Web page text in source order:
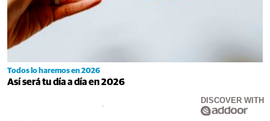
Todos lo haremos en 2026
Así será tu día a día en 2026
DISCOVER WITH